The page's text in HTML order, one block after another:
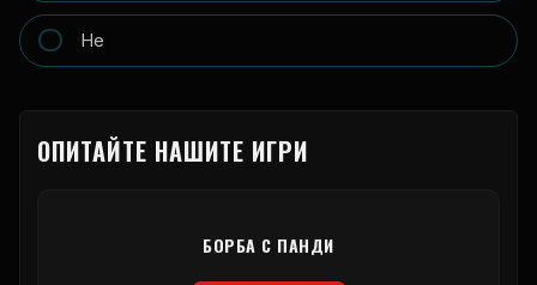
Не
ОПИТАЙТЕ НАШИТЕ ИГРИ
БОРБА С ПАНДИ